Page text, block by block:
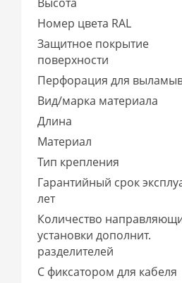
Номер цвета RAL
Защитное покрытие
поверхности
Перфорация для
Вид/марка материала
Длина
Материал
Тип крепления
Гарантийный срок
лет
Количество
установки дополнит.
разделителей
С фиксатором для кабеля